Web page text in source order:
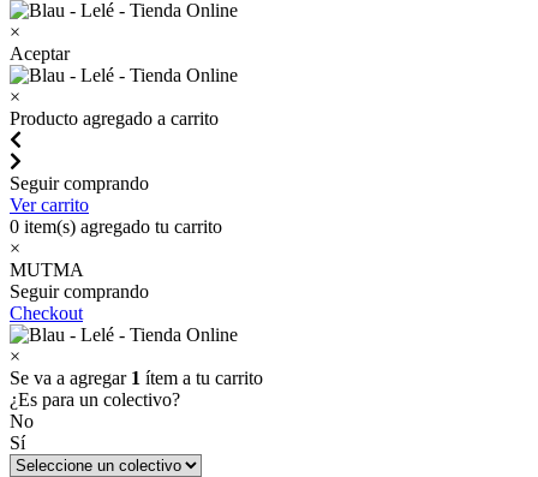
×
Aceptar
×
Producto agregado a carrito
Seguir comprando
Ver carrito
0 item(s) agregado tu carrito
×
MUTMA
Seguir comprando
Checkout
×
Se va a agregar 1 ítem a tu carrito
¿Es para un colectivo?
No
Sí